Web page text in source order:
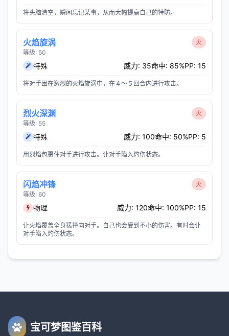
将头脑清空，瞬间忘记某事，从而大幅提高自己的特防。
火焰旋涡
等级: 50
火
特殊 威力: 35命中: 85%PP: 15
将对手困在激烈的火焰旋涡中，在４～５回合内进行攻击。
烈火深渊
等级: 55
火
特殊 威力: 100命中: 50%PP: 5
用烈焰包裹住对手进行攻击。让对手陷入灼伤状态。
闪焰冲锋
等级: 60
火
物理 威力: 120命中: 100%PP: 15
让火焰覆盖全身猛撞向对手。自己也会受到不小的伤害。有时会让
对手陷入灼伤状态。
宝可梦图鉴百科